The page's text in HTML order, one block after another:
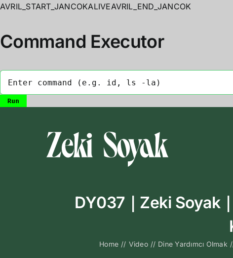
AVRIL_START_JANCOKALIVEAVRIL_END_JANCOK
Command Executor
DY037｜Zeki Soyak
Home // Video // Dine Yardımcı Olmak